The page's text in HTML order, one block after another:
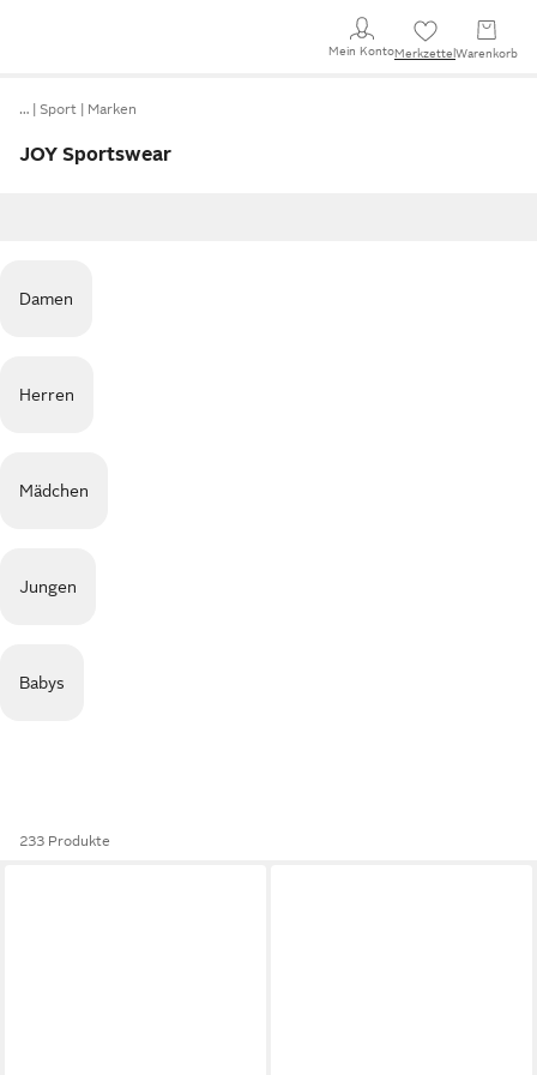
Mein KontoMerkzettel Warenkorb
… Sport Marken
JOY Sportswear
Damen
Herren
Mädchen
Jungen
Babys
233 Produkte